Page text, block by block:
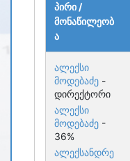
პირი /
მონაწილეობ
ა
ალექსი
მოდებაძე -
დირექტორი
ალექსი
მოდებაძე -
36%
ალექსანდრე